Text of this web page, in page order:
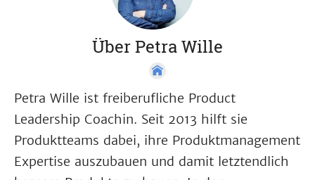
Über Petra Wille
Petra Wille ist freiberufliche Product
Leadership Coachin. Seit 2013 hilft sie
Produktteams dabei, ihre Produktmanagement
Expertise auszubauen und damit letztendlich